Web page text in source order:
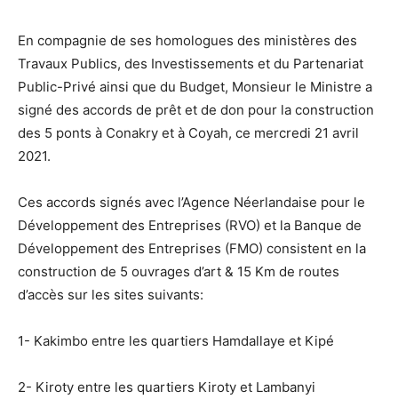
En compagnie de ses homologues des ministères des
Travaux Publics, des Investissements et du Partenariat
Public-Privé ainsi que du Budget, Monsieur le Ministre a
signé des accords de prêt et de don pour la construction
des 5 ponts à Conakry et à Coyah, ce mercredi 21 avril
2021.
Ces accords signés avec l’Agence Néerlandaise pour le
Développement des Entreprises (RVO) et la Banque de
Développement des Entreprises (FMO) consistent en la
construction de 5 ouvrages d’art & 15 Km de routes
d’accès sur les sites suivants:
1- Kakimbo entre les quartiers Hamdallaye et Kipé
2- Kiroty entre les quartiers Kiroty et Lambanyi